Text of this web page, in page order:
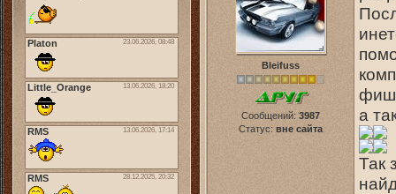
Bleifuss
Сообщений: 3987
Статус: вне сайта
а
Так